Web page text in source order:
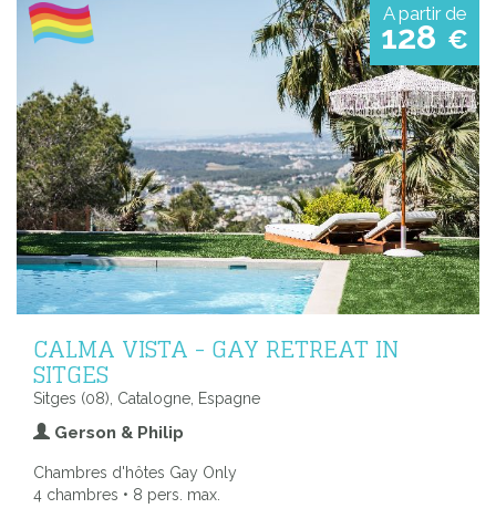
A partir de
128 €
CALMA VISTA - GAY RETREAT IN
SITGES
Sitges (08), Catalogne, Espagne
Gerson & Philip
Chambres d'hôtes Gay Only
4 chambres • 8 pers. max.